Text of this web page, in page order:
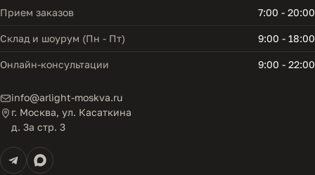
Прием заказов 7:00 - 20:00
Склад и шоурум (Пн - Пт) 9:00 - 18:00
Онлайн-консультации 9:00 - 22:00
info@arlight-moskva.ru
г. Москва, ул. Касаткина
д. 3а стр. 3